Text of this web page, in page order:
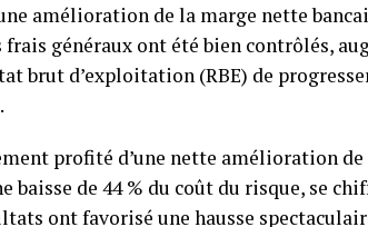
amélioration de la marge nette
frais généraux ont été bien contrôlés,
brut d’exploitation (RBE) de
profité d’une nette amélioration
baisse de 44 % du coût du risque, se
ont favorisé une hausse